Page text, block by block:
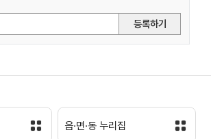
등록하기
읍·면·동 누리집